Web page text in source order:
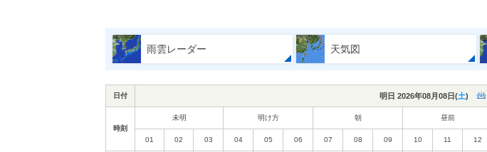
雨雲レーダー 天気図
日付 明日 2026年08月08日(土)
時刻
未明 明け方 朝 昼前
01 02 03 04 05 06 07 08 09 10 11 12